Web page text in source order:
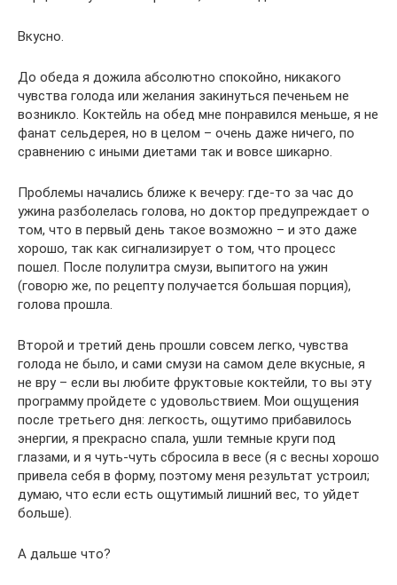
Вкусно.
До обеда я дожила абсолютно спокойно, никакого
чувства голода или желания закинуться печеньем не
возникло. Коктейль на обед мне понравился меньше, я не
фанат сельдерея, но в целом – очень даже ничего, по
сравнению с иными диетами так и вовсе шикарно.
Проблемы начались ближе к вечеру: где-то за час до
ужина разболелась голова, но доктор предупреждает о
том, что в первый день такое возможно – и это даже
хорошо, так как сигнализирует о том, что процесс
пошел. После полулитра смузи, выпитого на ужин
(говорю же, по рецепту получается большая порция),
голова прошла.
Второй и третий день прошли совсем легко, чувства
голода не было, и сами смузи на самом деле вкусные, я
не вру – если вы любите фруктовые коктейли, то вы эту
программу пройдете с удовольствием. Мои ощущения
после третьего дня: легкость, ощутимо прибавилось
энергии, я прекрасно спала, ушли темные круги под
глазами, и я чуть-чуть сбросила в весе (я с весны хорошо
привела себя в форму, поэтому меня результат устроил;
думаю, что если есть ощутимый лишний вес, то уйдет
больше).
А дальше что?